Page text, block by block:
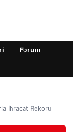
Forum
İhracat Rekoru